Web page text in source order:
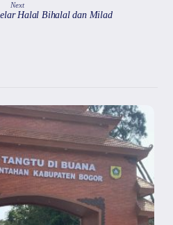
Next
Halal Bihalal dan Milad